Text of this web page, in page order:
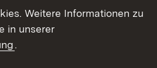
Weitere Informationen zu
in unserer
.